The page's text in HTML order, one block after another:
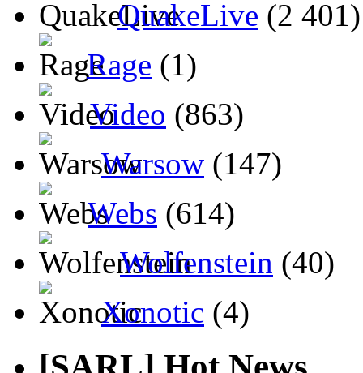
QuakeLive (2 401)
Rage (1)
Video (863)
Warsow (147)
Webs (614)
Wolfenstein (40)
Xonotic (4)